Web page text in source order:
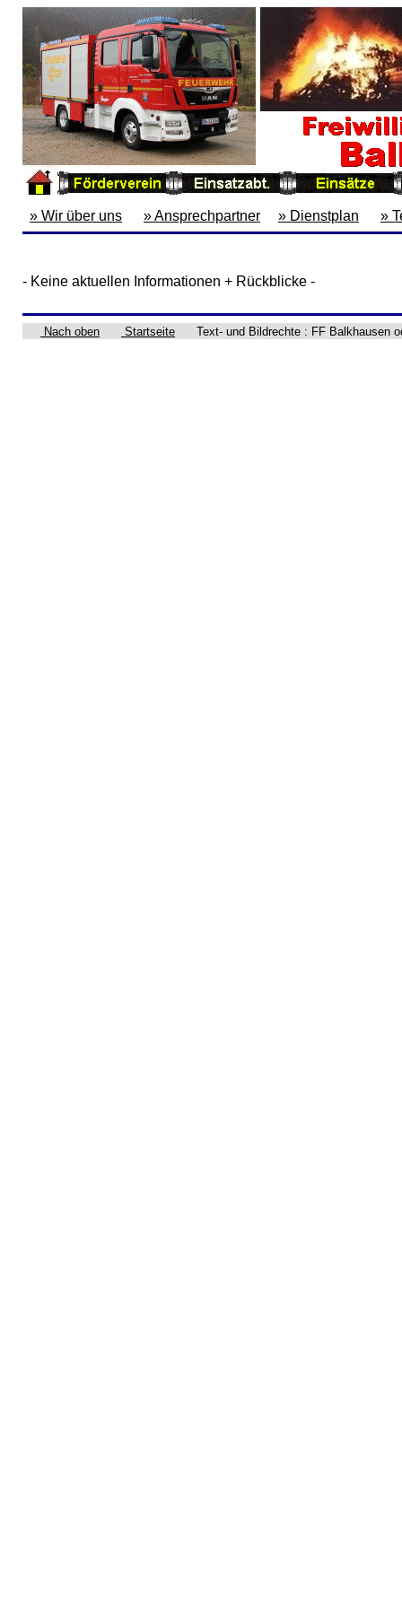
» Wir über uns » Ansprechpartner » Dienstplan »
- Keine aktuellen Informationen + Rückblicke -
Nach oben Startseite Text- und Bildrechte : FF Balkhausen